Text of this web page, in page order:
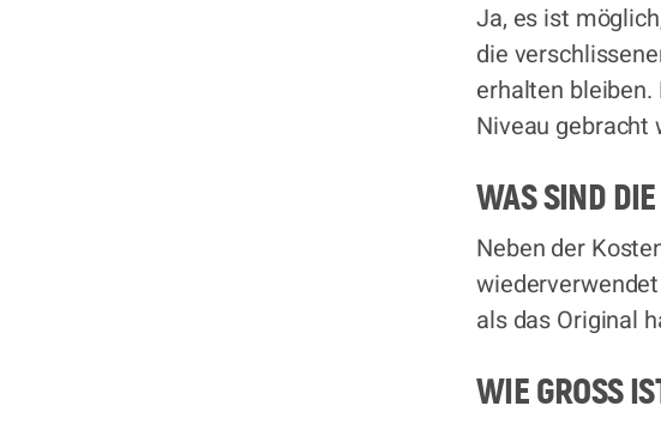
Ja, es ist
die
erhalten
Niveau gebracht
WAS SIND
Neben der
als das Original
WIE GROSS